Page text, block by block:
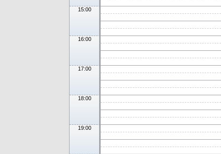
15:00
16:00
17:00
18:00
19:00